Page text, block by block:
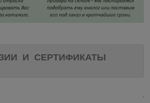
И СЕРТИФИКАТЫ